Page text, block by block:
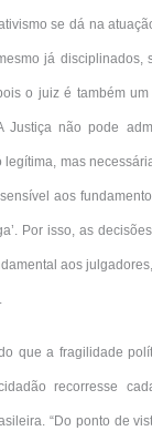
se dá na
já disciplinados,
o juiz é também
Justiça não pode
legítima, mas
aos
Por isso, as
aos
que a fragilidade
recorresse
“Do ponto de